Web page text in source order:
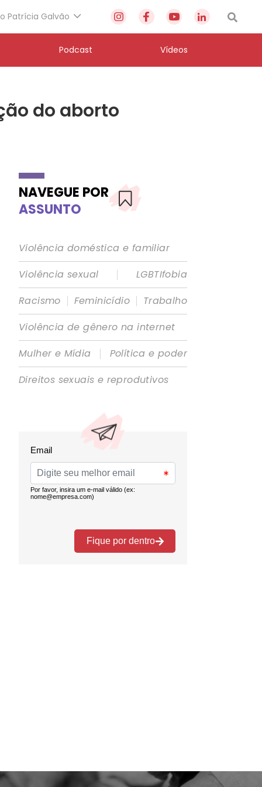
Patrícia Galvão
Podcast Vídeos
do aborto
NAVEGUE POR
ASSUNTO
Violência doméstica e familiar
Violência sexual
|
LGBTIfobia
Racismo | Feminicídio | Trabalho
Violência de gênero na internet
Mulher e Mídia
|
Política e poder
Direitos sexuais e reprodutivos